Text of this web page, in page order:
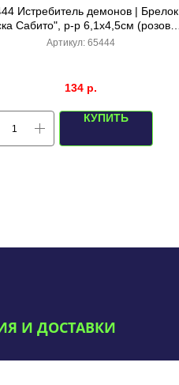
Истребитель демонов | Брелок
Сабито", р-р 6,1х4,5см (розовые
ушки)
Артикул: 65444
134 р.
КУПИТЬ
И ДОСТАВКИ